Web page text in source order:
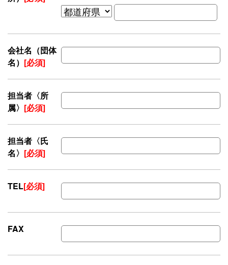
会社名（団体
名） [必須]
担当者〈所
属〉 [必須]
担当者〈氏
名〉 [必須]
TEL[必須]
FAX